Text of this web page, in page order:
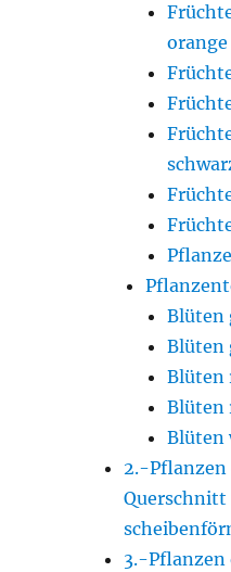
orange
Blüten
Blüten
Blüten
Blüten
Blüten
2.-Pflanzen
3.-Pflanzen